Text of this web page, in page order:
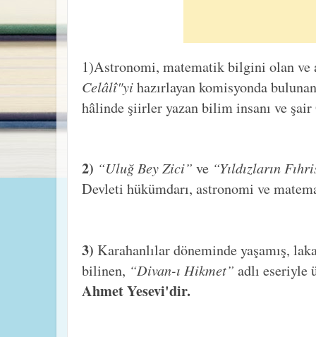
1)Astronomi, matematik bilgini olan ve
Celâlî"yihazırlayan komisyonda
hâlinde şiirler yazan bilim insanı ve şair
2) “Uluğ Bey Zici” ve “Yıldızların
Devleti hükümdarı, astronomi ve
3) Karahanlılar döneminde yaşamış,
bilinen, “Divan-ı Hikmet” adlı eseriyle
Ahmet Yesevi'dir.